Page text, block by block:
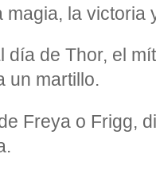
magia, la victoria
día de Thor, el
un martillo.
Freya o Frigg,